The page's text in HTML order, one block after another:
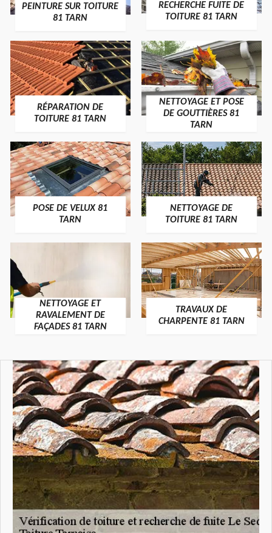
PEINTURE SUR TOITURE
81 TARN
RECHERCHE FUITE DE
TOITURE 81 TARN
RÉPARATION DE
TOITURE 81 TARN
NETTOYAGE ET POSE
DE GOUTTIÈRES 81
TARN
POSE DE VELUX 81
TARN
NETTOYAGE DE
TOITURE 81 TARN
NETTOYAGE ET
RAVALEMENT DE
FAÇADES 81 TARN
TRAVAUX DE
CHARPENTE 81 TARN